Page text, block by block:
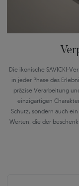
Die ikonische SAVICKI-
in jeder Phase des
präzise Verarbeitung
einzigartigen
Schutz, sondern auch
Werten, die der